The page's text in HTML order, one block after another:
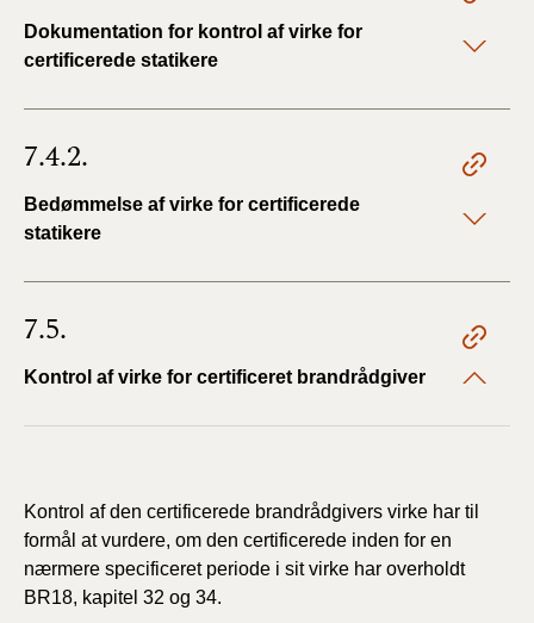
Dokumentation for kontrol af virke for
certificerede statikere
7.4.2.
Bedømmelse af virke for certificerede
statikere
7.5.
Kontrol af virke for certificeret brandrådgiver
Kontrol af den certificerede brandrådgivers virke har til
formål at vurdere, om den certificerede inden for en
nærmere specificeret periode i sit virke har overholdt
BR18, kapitel 32 og 34.